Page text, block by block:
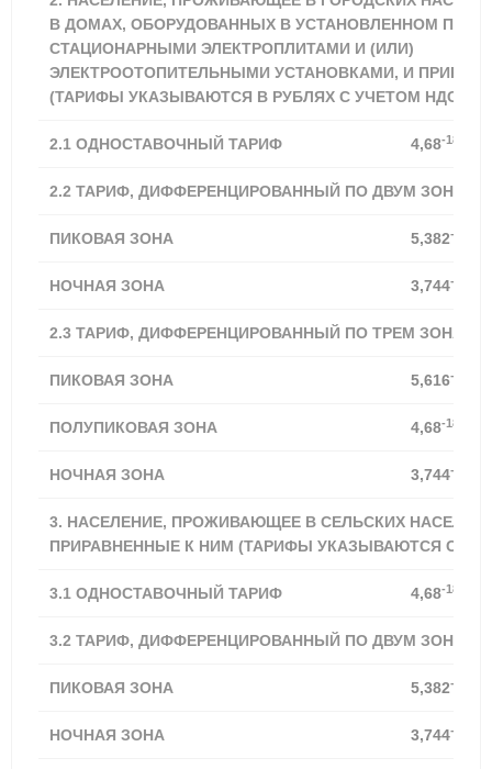
В ДОМАХ, ОБОРУДОВАННЫХ В УСТАНОВЛЕННОМ
СТАЦИОНАРНЫМИ ЭЛЕКТРОПЛИТАМИ И (ИЛИ)
ЭЛЕКТРООТОПИТЕЛЬНЫМИ УСТАНОВКАМИ, И
(ТАРИФЫ УКАЗЫВАЮТСЯ В РУБЛЯХ С УЧЕТОМ НДС) **
2.1 ОДНОСТАВОЧНЫЙ ТАРИФ 4,68-18,21%
2.2 ТАРИФ, ДИФФЕРЕНЦИРОВАННЫЙ ПО ДВУМ ЗОНАМ
ПИКОВАЯ ЗОНА 5,382-
НОЧНАЯ ЗОНА 3,744-
2.3 ТАРИФ, ДИФФЕРЕНЦИРОВАННЫЙ ПО ТРЕМ ЗОНАМ
ПИКОВАЯ ЗОНА 5,616-
ПОЛУПИКОВАЯ ЗОНА 4,68-18,21%
НОЧНАЯ ЗОНА 3,744-
3. НАСЕЛЕНИЕ, ПРОЖИВАЮЩЕЕ В СЕЛЬСКИХ
ПРИРАВНЕННЫЕ К НИМ (ТАРИФЫ УКАЗЫВАЮТСЯ С
3.1 ОДНОСТАВОЧНЫЙ ТАРИФ 4,68-18,21%
3.2 ТАРИФ, ДИФФЕРЕНЦИРОВАННЫЙ ПО ДВУМ ЗОНАМ
ПИКОВАЯ ЗОНА 5,382-
НОЧНАЯ ЗОНА 3,744-